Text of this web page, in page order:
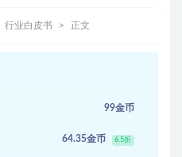
行业白皮书 正文
99金币
64.35金币 6.5折